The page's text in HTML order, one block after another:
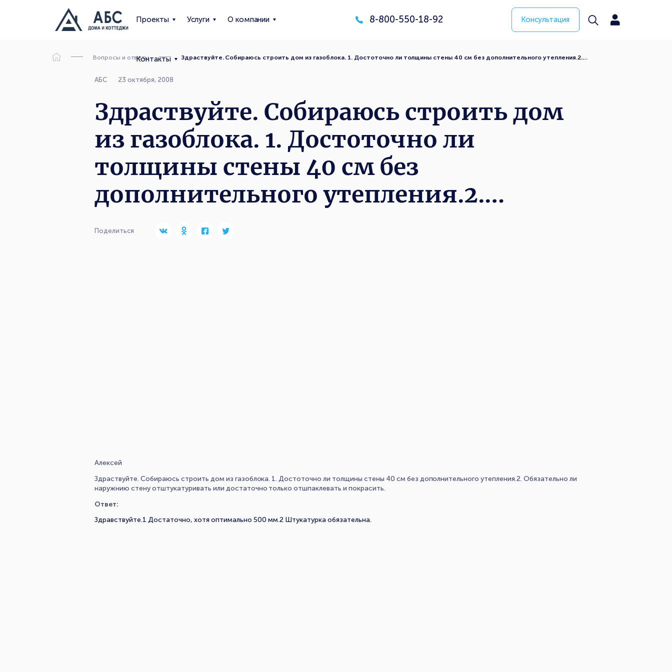
Проекты Услуги О компании
Контакты
8-800-550-18-92 Консультация
Вопросы и ответы Здраствуйте. Собираюсь строить дом из газоблока. 1. Достоточно ли толщины стены 40 см без дополнительного утепления.2.…
АБС 23 октября, 2008
Здраствуйте. Собираюсь строить дом
из газоблока. 1. Достоточно ли
толщины стены 40 см без
дополнительного утепления.2.…
Поделиться
Алексей
Здраствуйте. Собираюсь строить дом из газоблока. 1. Достоточно ли толщины стены 40 см без дополнительного утепления.2. Обязательно ли
наружнию стену отштукатуривать или достаточно только отшпаклевать и покрасить.
Ответ:
Здравствуйте.1 Достаточно, хотя оптимально 500 мм.2 Штукатурка обязательна.